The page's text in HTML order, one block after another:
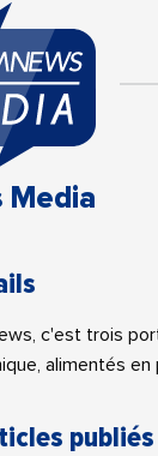
Media
c'est trois
alimentés en
publiés